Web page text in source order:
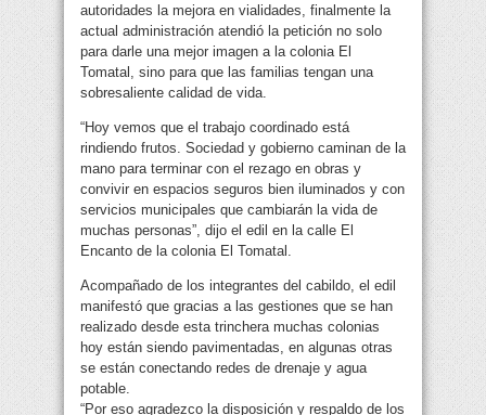
autoridades la mejora en vialidades, finalmente la
actual administración atendió la petición no solo
para darle una mejor imagen a la colonia El
Tomatal, sino para que las familias tengan una
sobresaliente calidad de vida.
“Hoy vemos que el trabajo coordinado está
rindiendo frutos. Sociedad y gobierno caminan de la
mano para terminar con el rezago en obras y
convivir en espacios seguros bien iluminados y con
servicios municipales que cambiarán la vida de
muchas personas”, dijo el edil en la calle El
Encanto de la colonia El Tomatal.
Acompañado de los integrantes del cabildo, el edil
manifestó que gracias a las gestiones que se han
realizado desde esta trinchera muchas colonias
hoy están siendo pavimentadas, en algunas otras
se están conectando redes de drenaje y agua
potable.
“Por eso agradezco la disposición y respaldo de los